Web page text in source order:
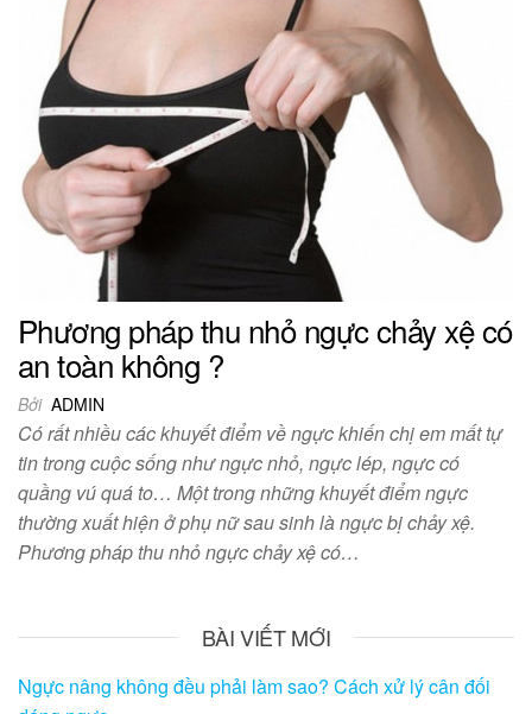
Phương pháp thu nhỏ ngực chảy xệ có
an toàn không ?
Bởi ADMIN
Có rất nhiều các khuyết điểm về ngực khiến chị em mất tự
tin trong cuộc sống như ngực nhỏ, ngực lép, ngực có
quầng vú quá to… Một trong những khuyết điểm ngực
thường xuất hiện ở phụ nữ sau sinh là ngực bị chảy xệ.
Phương pháp thu nhỏ ngực chảy xệ có…
BÀI VIẾT MỚI
Ngực nâng không đều phải làm sao? Cách xử lý cân đối